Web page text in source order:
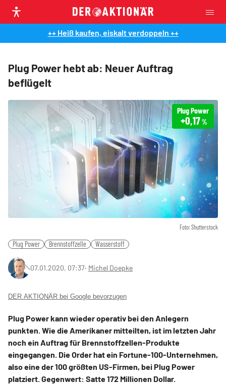
++ Heiß kaufen, eiskalt verdoppeln ++
Plug Power hebt ab: Neuer Auftrag
beflügelt
Foto: Shutterstock
Plug Power
+0,17%
Plug Power Brennstoffzelle Wasserstoff
07.01.2020, 07:37‧ Michel Doepke
DER AKTIONÄR bei Google bevorzugen
Plug Power kann wieder operativ bei den Anlegern
punkten. Wie die Amerikaner mitteilten, ist im letzten Jahr
noch ein Auftrag für Brennstoffzellen-Produkte
eingegangen. Die Order hat ein Fortune-100-Unternehmen,
also eine der 100 größten US-Firmen, bei Plug Power
platziert. Gegenwert: Satte 172 Millionen Dollar.